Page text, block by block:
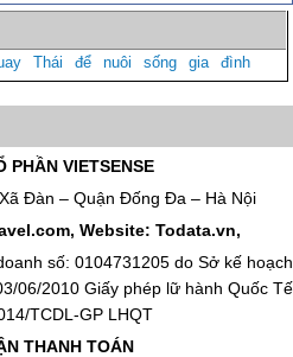
Thái để nuôi sống gia đình
PHẦN VIETSENSE
Đàn – Quận Đống Đa – Hà Nội
Website: Todata.vn,
số: 0104731205 do Sở kế hoạch
06/2010 Giấy phép lữ hành Quốc Tế
TCDL-GP LHQT
THANH TOÁN